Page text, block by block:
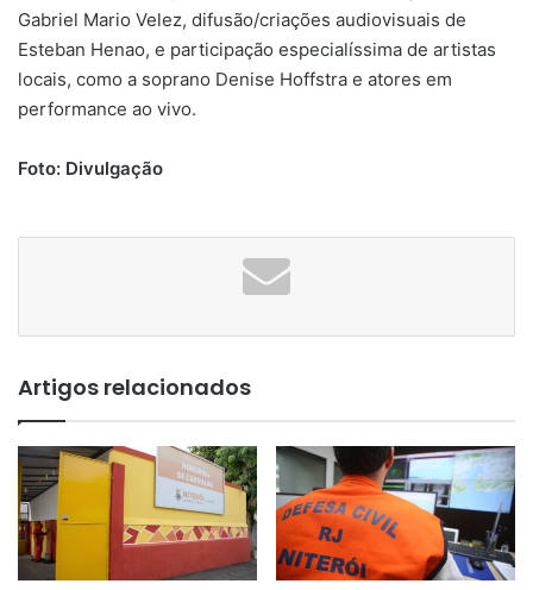
Gabriel Mario Velez, difusão/criações audiovisuais de
Esteban Henao, e participação especialíssima de artistas
locais, como a soprano Denise Hoffstra e atores em
performance ao vivo.
Foto: Divulgação
Artigos relacionados